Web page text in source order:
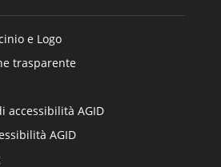
e Logo
trasparente
accessibilità AGID
AGID